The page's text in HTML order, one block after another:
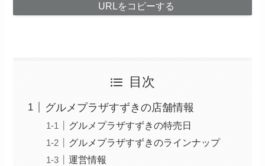
URLをコピーする
目次
グルメプラザすずきの店舗情報
グルメプラザすずきの特売日
グルメプラザすずきのラインナップ
運営情報